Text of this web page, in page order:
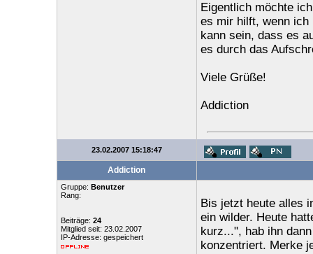
Eigentlich möchte
es mir hilft, wenn ich
kann sein, dass es
es durch das
Viele Grüße!
Addiction
23.02.2007 15:18:47
Addiction
Gruppe: Benutzer
Rang:
Beiträge: 24
Mitglied seit: 23.02.2007
IP-Adresse: gespeichert
Bis jetzt heute alles
ein wilder. Heute
kurz...", hab ihn
konzentriert. Merke